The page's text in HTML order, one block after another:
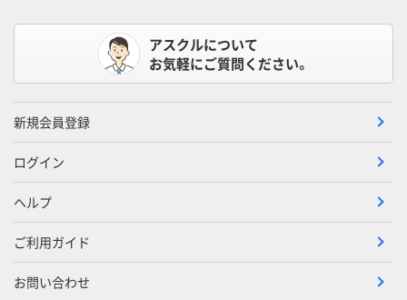
アスクルについて
お気軽にご質問ください。
新規会員登録
ログイン
ヘルプ
ご利用ガイド
お問い合わせ